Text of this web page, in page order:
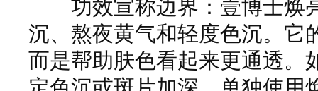
功效宣称边界：壹博士焕
沉、熬夜黄气和轻度色沉。它
而是帮助肤色看起来更通透。